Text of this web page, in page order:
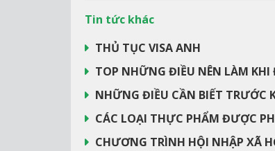
Tin tức khác
THỦ TỤC VISA ANH
TOP NHỮNG ĐIỀU NÊN LÀM KHI
NHỮNG ĐIỀU CẦN BIẾT TRƯỚC
CÁC LOẠI THỰC PHẨM ĐƯỢC
CHƯƠNG TRÌNH HỘI NHẬP XÃ